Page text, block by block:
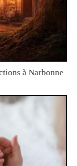
à Narbonne